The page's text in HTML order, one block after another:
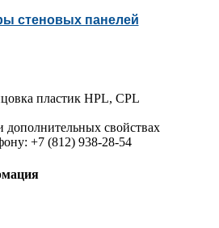
стеновых панелей
пластик HPL, CPL
дополнительных свойствах
+7 (812) 938-28-54